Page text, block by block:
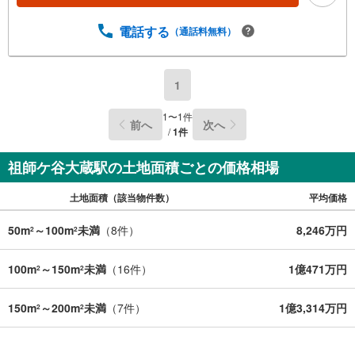
電話する （通話料無料）
1
前へ 1〜1件
/1件 次へ
祖師ケ谷大蔵駅の土地面積ごとの価格相場
土地面積（該当物件数） 平均価格
50m2 ～100m2未満 （8件） 8,246万円
100m2 ～150m2未満 （16件） 1億471万円
150m2 ～200m2未満 （7件） 1億3,314万円